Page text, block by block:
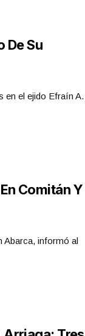
De Su
en el ejido Efraín A.
Comitán Y
Abarca, informó al